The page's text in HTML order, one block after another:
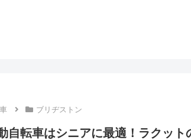
ブリヂストン
自転車はシニアに最適！ラクット